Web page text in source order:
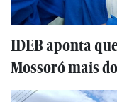
IDEB aponta
Mossoró mais